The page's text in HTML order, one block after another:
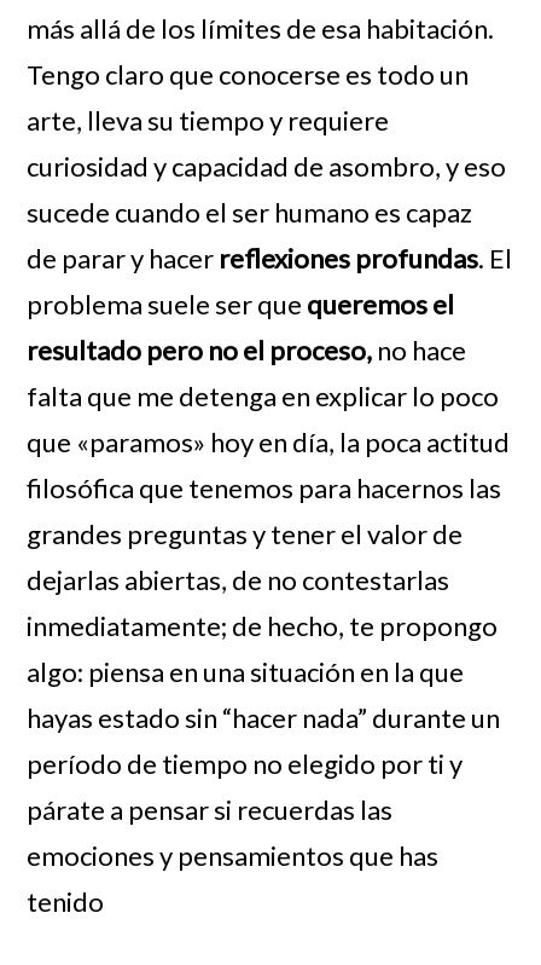
más allá de los límites de esa habitación.
Tengo claro que conocerse es todo un
arte, lleva su tiempo y requiere
curiosidad y capacidad de asombro, y eso
sucede cuando el ser humano es capaz
de parar y hacer reflexiones profundas. El
problema suele ser que queremos el
resultado pero no el proceso, no hace
falta que me detenga en explicar lo poco
que «paramos» hoy en día, la poca actitud
filosófica que tenemos para hacernos las
grandes preguntas y tener el valor de
dejarlas abiertas, de no contestarlas
inmediatamente; de hecho, te propongo
algo: piensa en una situación en la que
hayas estado sin “hacer nada” durante un
período de tiempo no elegido por ti y
párate a pensar si recuerdas las
emociones y pensamientos que has
tenido